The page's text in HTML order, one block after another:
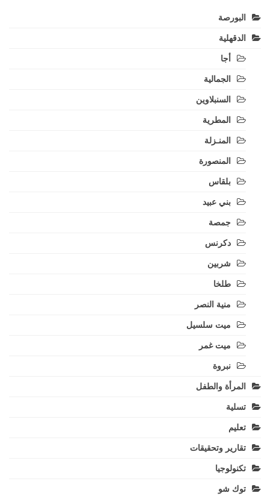
البورصة
الدقهلية
أجا
الجمالية
السنبلاوين
المطرية
المنـزلة
المنصورة
بلقاس
بني عبيد
جمصة
دكرنس
شربين
طلخا
منية النصر
ميت سلسيل
ميت غمر
نبروة
المرأة والطفل
تسلية
تعليم
تقارير وتحقيقات
تكنولوجيا
توك شو